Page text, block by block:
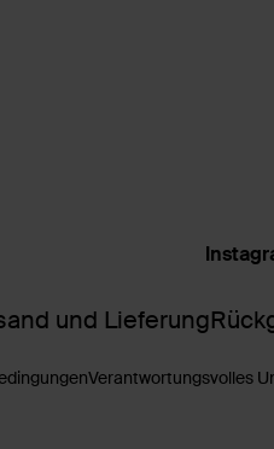
und Lieferung
Verantwortungsvolles